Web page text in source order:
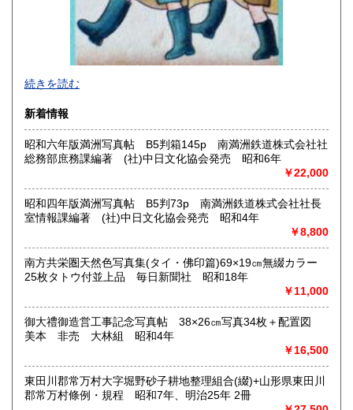
2026年で創業45年目になります。
沿線名：(無店舗)
最寄駅：(無店舗)
営業時間：10:00〜18:00
書籍の買取について
取り扱い分野
古典籍、近代文献、趣味、サブカルチャー、古書一般（その
和本・開拓/植民資料・戦時資料・文学一般・詩歌句集・児童
書 ・児童資料・芸能/サブカル・広告資料・ポスター・版画/
刷り物 ・絵葉書・双六・地図/鳥瞰図
続きを読む
新着情報
昭和六年版満洲写真帖 B5判箱145p 南満洲鉄道株式会社社
総務部庶務課編著 (社)中日文化協会発売 昭和6年
￥22,000
昭和四年版満洲写真帖 B5判73p 南満洲鉄道株式会社社長
室情報課編著 (社)中日文化協会発売 昭和4年
￥8,800
南方共栄圏天然色写真集(タイ・佛印篇)69×19㎝無綴カラー
25枚タトウ付並上品 毎日新聞社 昭和18年
￥11,000
御大禮御造営工事記念写真帖 38×26㎝写真34枚＋配置図
美本 非売 大林組 昭和4年
￥16,500
東田川郡常万村大字堀野砂子耕地整理組合(綴)+山形県東田川
郡常万村條例・規程 昭和7年、明治25年 2冊